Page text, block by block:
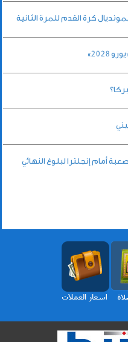
كرة القدم للمرة الثانية